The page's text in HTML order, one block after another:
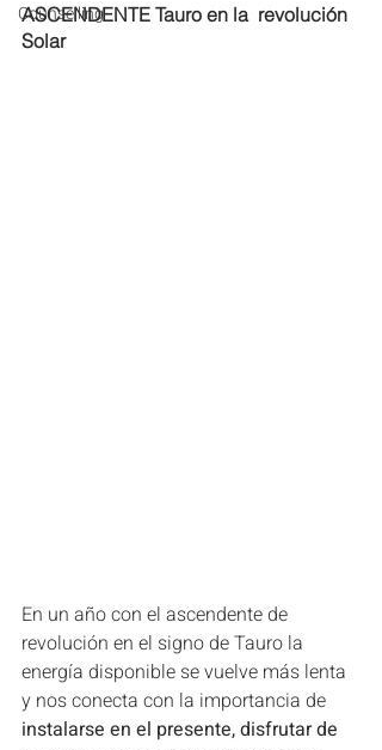
Counselling
ASCENDENTE Tauro en la  revolución
Solar
En un año con el ascendente de
revolución en el signo de Tauro la
energía disponible se vuelve más lenta
y nos conecta con la importancia de
instalarse en el presente, disfrutar de